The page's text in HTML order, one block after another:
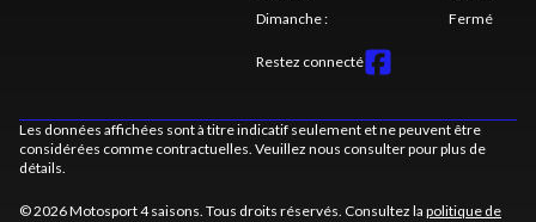
Dimanche: Fermé
Restez connecté
Les données affichées sont à titre indicatif seulement et ne peuvent être
considérées comme contractuelles. Veuillez nous consulter pour plus de
détails.
© 2026 Motosport 4 saisons. Tous droits réservés. Consultez la politique de